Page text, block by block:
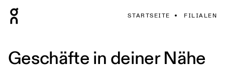
STARTSEITE FILIALEN
Geschäfte in deiner Nähe